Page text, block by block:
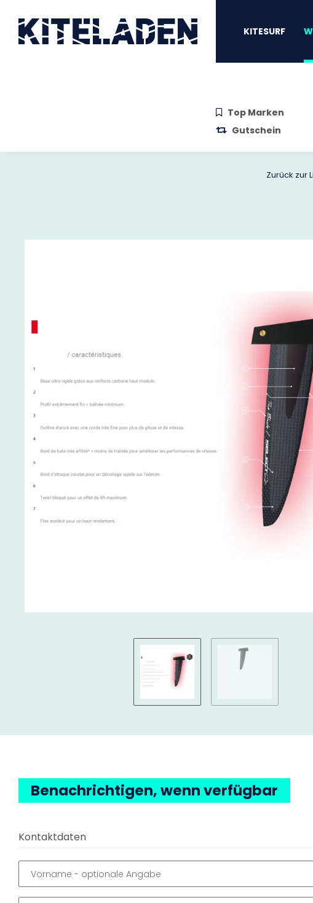
KITESURF
Top Marken
Gutschein
Zurück zur
Benachrichtigen, wenn verfügbar
Kontaktdaten
Vorname - optionale Angabe